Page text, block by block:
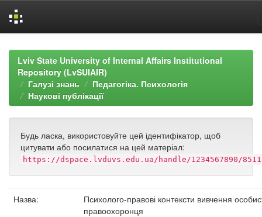
navigationLviv State University of Internal Affairs Institutional
Repository (LvSUIAIR)
Галузі знань
Педагогіка. Психологія
Наукові публікації
Будь ласка, використовуйте цей ідентифікатор, щоб
цитувати або посилатися на цей матеріал:
https://dspace.lvduvs.edu.ua/handle/1234567890/8511
Назва:
Психолого-правові контексти вивчення
правоохоронця